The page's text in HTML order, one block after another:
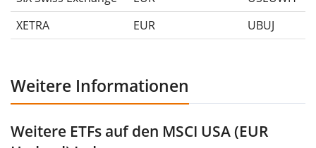
XETRA
EUR UBUJ
Weitere Informationen
Weitere ETFs auf den MSCI USA (EUR